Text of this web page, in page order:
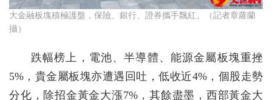
大金融板塊積極護盤，保險、銀行、證券攜手飄紅。（記者章蘿蘭
攝）
跌幅榜上，電池、半導體、能源金屬板塊重挫
5%，貴金屬板塊亦遭遇回吐，低收近4%，個股走勢
分化，除招金黃金大漲7%，其餘盡墨，西部黃金大